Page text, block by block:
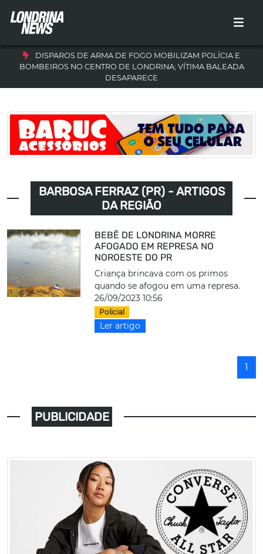
DISPAROS DE ARMA DE FOGO MOBILIZAM POLÍCIA E
BOMBEIROS NO CENTRO DE LONDRINA; VÍTIMA BALEADA
DESAPARECE
BARBOSA FERRAZ (PR) - ARTIGOS
DA REGIÃO
BEBÊ DE LONDRINA MORRE
AFOGADO EM REPRESA NO
NOROESTE DO PR
Criança brincava com os primos
quando se afogou em uma represa.
26/09/2023 10:56
Policial
Ler artigo
1
PUBLICIDADE